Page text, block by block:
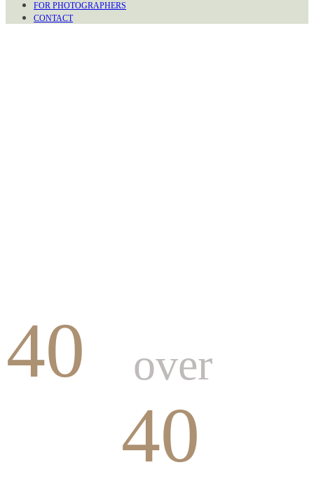
FOR PHOTOGRAPHERS
CONTACT
40 over
40